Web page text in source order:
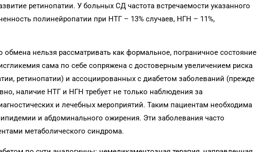
ретинопатии. У больных СД частота встречаемости указанного
полинейропатии при НТГ – 13% случаев, НГН – 11%,
обмена нельзя рассматривать как формальное, пограничное состояние
сама по себе сопряжена с достоверным увеличением риска
ретинопатии) и ассоциированных с диабетом заболеваний (прежде
наличие НТГ и НГН требует не только наблюдения за
и лечебных мероприятий. Таким пациентам необходима
и абдоминального ожирения. Эти заболевания часто
метаболического синдрома.